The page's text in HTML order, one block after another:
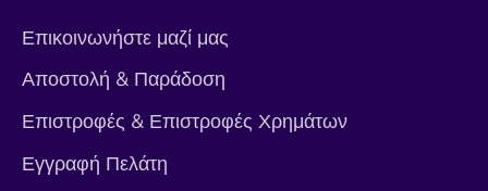
Επικοινωνήστε μαζί μας
Αποστολή & Παράδοση
Επιστροφές & Επιστροφές Χρημάτων
Εγγραφή Πελάτη